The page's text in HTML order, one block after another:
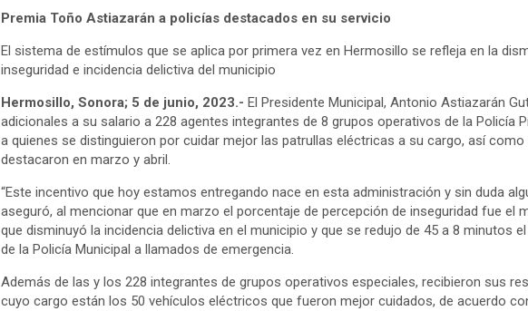
Premia Toño Astiazarán a policías destacados en su servicio
El sistema de estímulos que se aplica por primera vez en Hermosillo se refleja en la
inseguridad e incidencia delictiva del municipio
Hermosillo, Sonora; 5 de junio, 2023.- El Presidente Municipal, Antonio Astiazarán
adicionales a su salario a 228 agentes integrantes de 8 grupos operativos de la Policía
a quienes se distinguieron por cuidar mejor las patrullas eléctricas a su cargo, así
destacaron en marzo y abril.
“Este incentivo que hoy estamos entregando nace en esta administración y sin duda
aseguró, al mencionar que en marzo el porcentaje de percepción de inseguridad fue el
que disminuyó la incidencia delictiva en el municipio y que se redujo de 45 a 8 minutos
de la Policía Municipal a llamados de emergencia.
Además de las y los 228 integrantes de grupos operativos especiales, recibieron sus
cuyo cargo están los 50 vehículos eléctricos que fueron mejor cuidados, de acuerdo